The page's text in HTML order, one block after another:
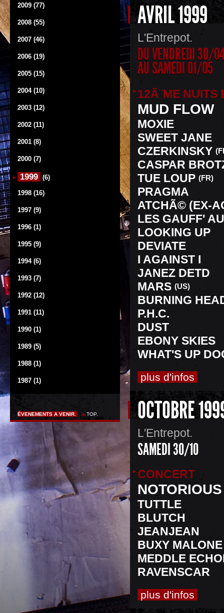
2009 (77)
2008 (55)
2007 (46)
2006 (19)
2005 (15)
2004 (10)
2003 (12)
2002 (11)
2001 (8)
2000 (7)
1999 (6)
1998 (16)
1997 (9)
1996 (1)
1995 (9)
1994 (6)
1993 (7)
1992 (12)
1991 (11)
1990 (1)
1989 (5)
1988 (1)
1987 (1)
ÉVENEMENTS A VENIR. TOP.
AVRIL 1999
L'Entrepot.
DU VENDREDI 30/
AU SAMEDI 01/05
12Ã¨ME NUITS
MUD FLOW
MOXIE
SWEET JANE
CZERKINSKY
CASPAR
TUE LOUP (FR)
PRAGMA
ATCHÃ© (EX-
LES GAUFF'
LOOKING UP
DEVIATE
I AGAINST I
JANEZ DETD
MARS (US)
BURNING
P.H.C.
DUST
EBONY SKIES
WHAT'S UP
plus d'infos
OCTOBRE
L'Entrepot.
SAMEDI 30/10
CONCERT
TUTTLE
BLUTCH
JEANJEAN
BUXY MALONE
MEDDLE
RAVENSCAR
plus d'infos